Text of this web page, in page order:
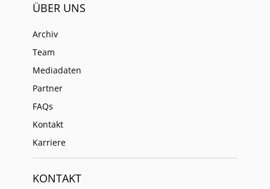
ÜBER UNS
Archiv
Team
Mediadaten
Partner
FAQs
Kontakt
Karriere
KONTAKT